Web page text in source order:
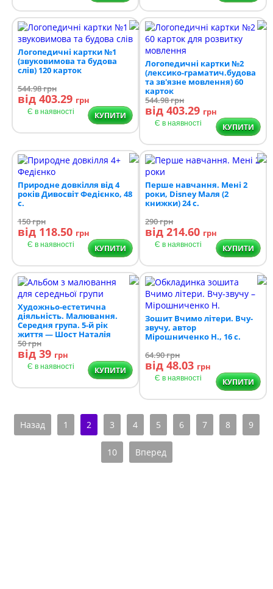
Логопедичні картки №1
(звуковимова та будова
слів) 120 карток
544.98грн
від 403.29 грн
Є в наявності КУПИТИ
Логопедичні картки №2
(лексико-граматич.будова
та зв'язне мовлення) 60
карток
544.98грн
від 403.29 грн
Є в наявності КУПИТИ
Природне довкілля від 4
років Дивосвіт Федієнко, 48
с.
150грн
від 118.50 грн
Є в наявності КУПИТИ
Перше навчання. Мені 2
роки, Disney Маля (2
книжки) 24 с.
290грн
від 214.60 грн
Є в наявності КУПИТИ
Художньо-естетична
діяльність. Малювання.
Середня група. 5-й рік
життя — Шост Наталія
50грн
від 39 грн
Є в наявності КУПИТИ
Зошит Вчимо літери. Вчу-
звучу, автор
Мірошниченко Н., 16 с.
64.90грн
від 48.03 грн
Є в наявності КУПИТИ
Назад 1 2 3 4 5 6 7 8 9
10 Вперед